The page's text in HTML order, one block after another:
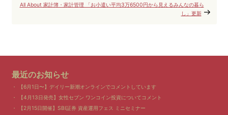
All About 家計簿・家計管理 「お小遣い平均3万6500円から見えるみんなの暮ら
し」更新
最近のお知らせ
【6月1日〜】デイリー新潮オンラインでコメントしています
【4月13日発売】女性セブン ワンコイン投資についてコメント
【2月15日開催】SBI証券 資産運用フェス ミニセミナー